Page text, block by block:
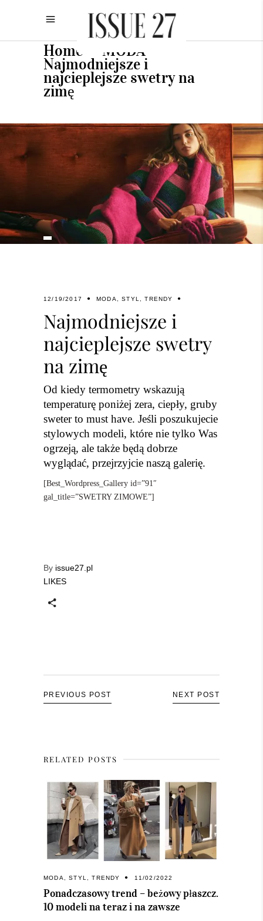
Home MODA
Najmodniejsze i
najcieplejsze swetry na
zimę
12/19/2017 MODA,STYL,TRENDY
Najmodniejsze i
najcieplejsze swetry
na zimę
Od kiedy termometry wskazują
temperaturę poniżej zera, ciepły, gruby
sweter to must have. Jeśli poszukujecie
stylowych modeli, które nie tylko Was
ogrzeją, ale także będą dobrze
wyglądać, przejrzyjcie naszą galerię.
[Best_Wordpress_Gallery id=”91″
gal_title=”SWETRY ZIMOWE”]
By issue27.pl
LIKES
PREVIOUS POST NEXT POST
RELATED POSTS
MODA ,STYL ,TRENDY 11/02/2022
Ponadczasowy trend – beżowy płaszcz.
10 modeli na teraz i na zawsze